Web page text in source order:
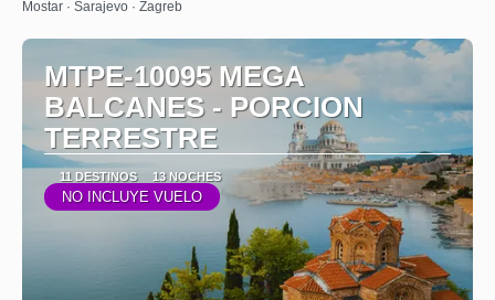
Mostar · Sarajevo · Zagreb
MTPE-10095 MEGA
BALCANES - PORCION
TERRESTRE
11 DESTINOS 13 NOCHES
NO INCLUYE VUELO